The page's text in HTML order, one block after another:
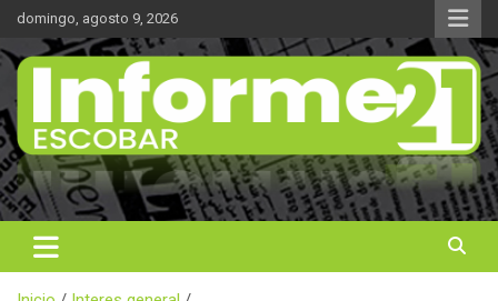
Saltar
contenido
domingo, agosto 9, 2026
Informe 21
Noticas reales